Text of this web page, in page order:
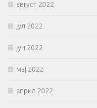
август 2022
јул 2022
јун 2022
мај 2022
април 2022